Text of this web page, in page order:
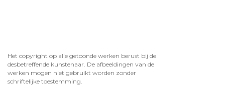
Het copyright op alle getoonde werken berust bij de
desbetreffende kunstenaar. De afbeeldingen van de
werken mogen niet gebruikt worden zonder
schriftelijke toestemming.